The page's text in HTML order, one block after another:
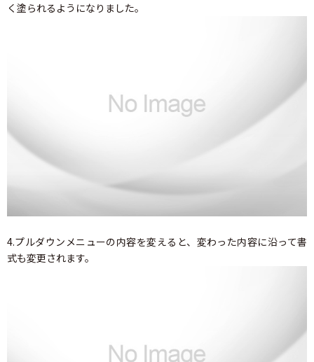
く塗られるようになりました。
4.プルダウンメニューの内容を変えると、変わった内容に沿って書
式も変更されます。